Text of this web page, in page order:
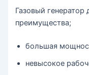
Газовый
преимущества;
большая
невысокое